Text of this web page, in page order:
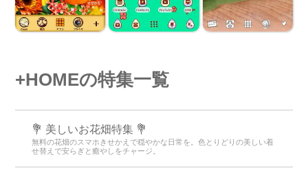
+HOMEの特集一覧
💐 美しいお花畑特集 💐
無料の花畑のスマホきせかえで穏やかな日常を。色とりどりの美しい着
せ替えで安らぎと癒やしをチャージ。